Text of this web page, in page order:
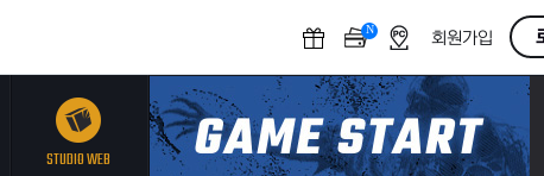
N
F
회원가입
STUDIO WEB